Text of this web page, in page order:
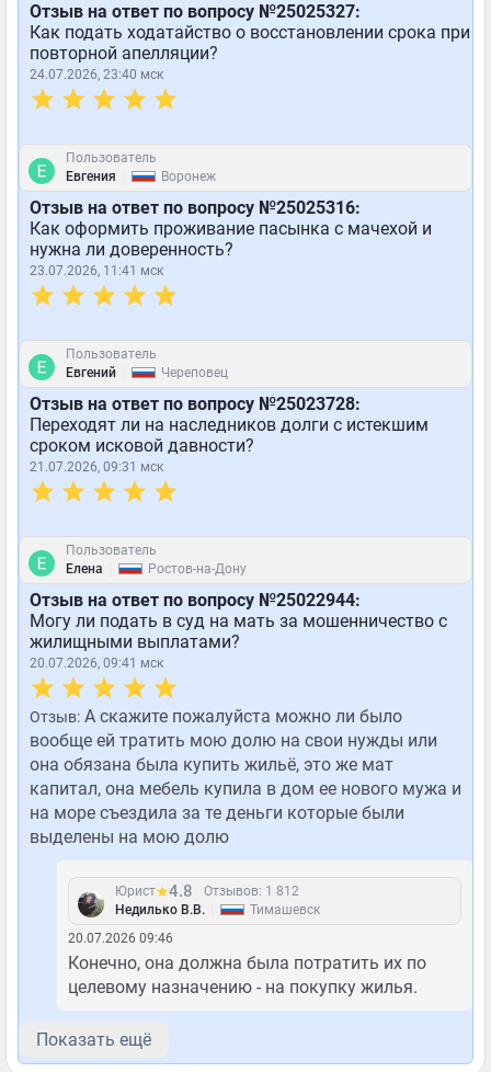
Отзыв на ответ по вопросу №25025327:
Как подать ходатайство о восстановлении срока при
повторной апелляции?
24.07.2026, 23:40 мск
Пользователь
Евгения
Воронеж
Отзыв на ответ по вопросу №25025316:
Как оформить проживание пасынка с мачехой и
нужна ли доверенность?
23.07.2026, 11:41 мск
Пользователь
Евгений
Череповец
Отзыв на ответ по вопросу №25023728:
Переходят ли на наследников долги с истекшим
сроком исковой давности?
21.07.2026, 09:31 мск
Пользователь
Елена
Ростов-на-Дону
Отзыв на ответ по вопросу №25022944:
Могу ли подать в суд на мать за мошенничество с
жилищными выплатами?
20.07.2026, 09:41 мск
Отзыв: А скажите пожалуйста можно ли было
вообще ей тратить мою долю на свои нужды или
она обязана была купить жильё, это же мат
капитал, она мебель купила в дом ее нового мужа и
на море съездила за те деньги которые были
выделены на мою долю
Юрист 4.8
Отзывов: 1 812
Недилько В.В.
Тимашевск
20.07.2026 09:46
Конечно, она должна была потратить их по
целевому назначению - на покупку жилья.
Показать ещё